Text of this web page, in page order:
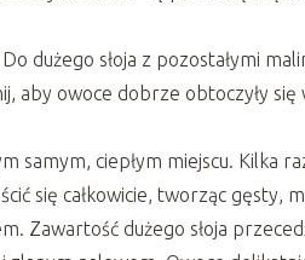
dużego słoja z pozostałymi
aby owoce dobrze obtoczyły
samym, ciepłym miejscu. Kilka
się całkowicie, tworząc gęsty,
Zawartość dużego słoja